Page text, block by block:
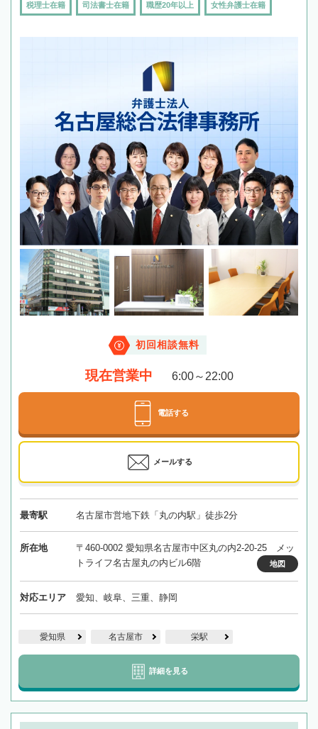
税理士在籍 司法書士在籍 職歴20年以上 女性弁護士在籍
初回相談無料
現在営業中 6:00～22:00
電話する
メールする
最寄駅 名古屋市営地下鉄「丸の内駅」徒歩2分
所在地
〒460-0002 愛知県名古屋市中区丸の内2-20-25 メッ
トライフ名古屋丸の内ビル6階
地図
対応エリア 愛知、岐阜、三重、静岡
愛知県 名古屋市 栄駅
詳細を見る